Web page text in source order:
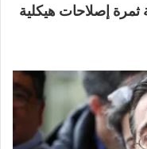
إصلاحات هيكلية